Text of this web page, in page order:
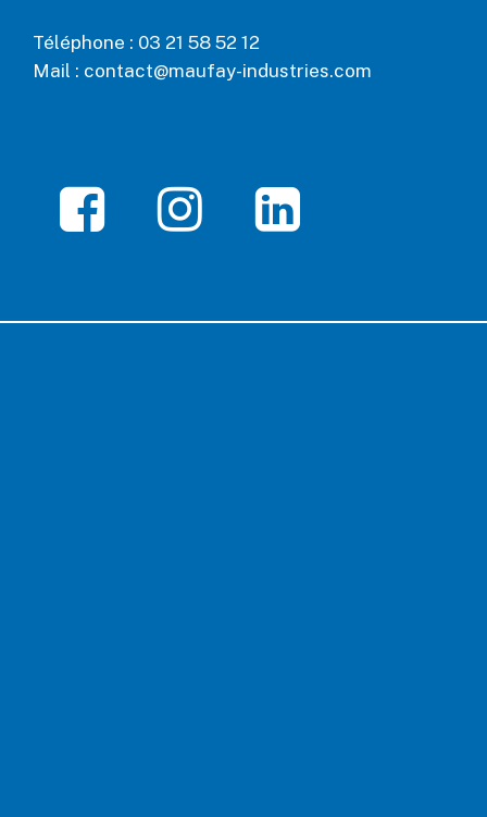
Téléphone : 03 21 58 52 12
Mail : contact@maufay-industries.com